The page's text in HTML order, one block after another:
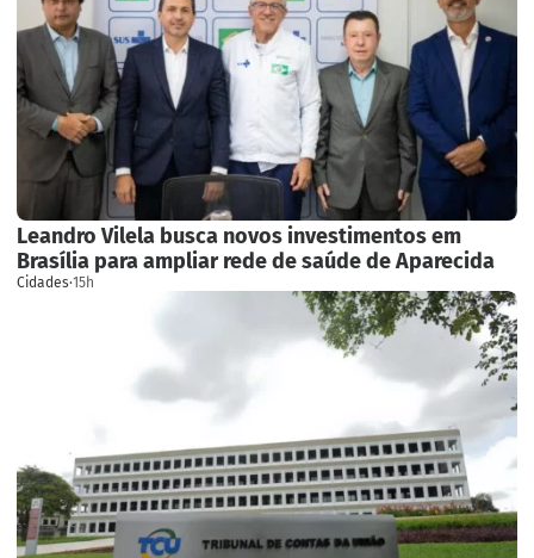
Leandro Vilela busca novos investimentos em
Brasília para ampliar rede de saúde de Aparecida
Cidades·15h